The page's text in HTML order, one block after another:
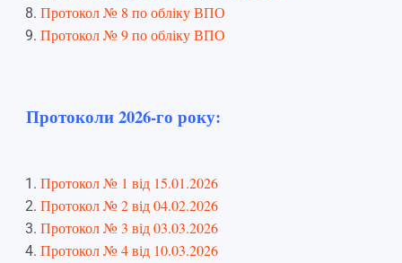
Протокол № 8 по обліку ВПО
Протокол № 9 по обліку ВПО
Протоколи 2026-го року:
Протокол № 1 від 15.01.2026
Протокол № 2 від 04.02.2026
Протокол № 3 від 03.03.2026
Протокол № 4 від 10.03.2026